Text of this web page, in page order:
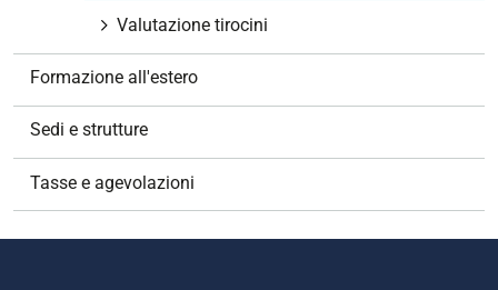
Valutazione tirocini
Formazione all'estero
Sedi e strutture
Tasse e agevolazioni